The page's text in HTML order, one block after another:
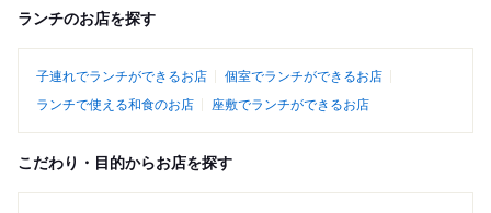
ランチのお店を探す
子連れでランチができるお店
個室でランチができるお店
ランチで使える和食のお店
座敷でランチができるお店
こだわり・目的からお店を探す